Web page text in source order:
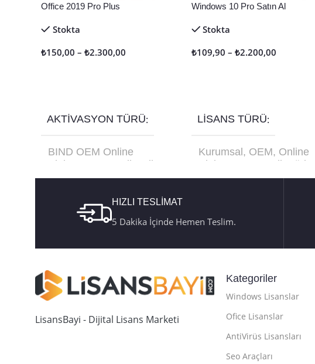
Office 2019 Pro Plus
Stokta
₺150,00 – ₺2.300,00
AKTIVASYON TÜRÜ
BIND OEM Online
Aktivasyon
Retail Online
Aktivasyon,Retail Telefon
Windows 10 Pro Satın Al
Stokta
₺109,90 – ₺2.200,00
LISANS TÜRÜ
Kurumsal, OEM, Online
Aktivasyon
Retail
Türkçe
USB Kutu FQC-10179
HIZLI TESLİMAT
5 Dakika İçinde Hemen Teslim.
LisansBayi - Dijital Lisans Marketi
Kategoriler
Windows Lisanslar
Ofice Lisanslar
AntiVirüs Lisansları
Seo Araçları